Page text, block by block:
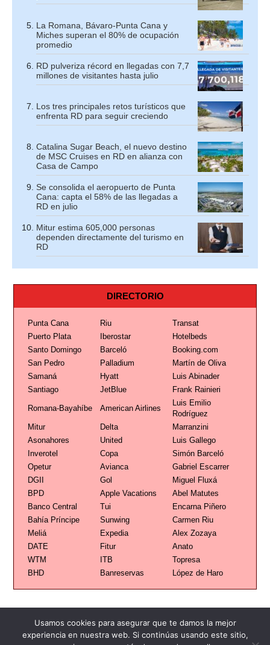
La Romana, Bávaro-Punta Cana y
Miches superan el 80% de ocupación
promedio
RD pulveriza récord en llegadas con 7,7
millones de visitantes hasta julio
Los tres principales retos turísticos que
enfrenta RD para seguir creciendo
Catalina Sugar Beach, el nuevo destino
de MSC Cruises en RD en alianza con
Casa de Campo
Se consolida el aeropuerto de Punta
Cana: capta el 58% de las llegadas a
RD en julio
Mitur estima 605,000 personas
dependen directamente del turismo en
RD
DIRECTORIO
Punta Cana Riu
Transat
Puerto Plata
Iberostar
Hotelbeds
Santo Domingo
Barceló
Booking.com
San Pedro
Palladium
Martín de Oliva
Samaná
Hyatt
Luis Abinader
Santiago
JetBlue Frank Rainieri
Romana-Bayahíbe American Airlines
Luis Emilio
Rodríguez
Mitur
Delta
Marranzini
Asonahores
United
Luis Gallego
Inverotel
Copa
Simón Barceló
Opetur
Avianca
Gabriel Escarrer
DGII
Gol
Miguel Fluxá
BPD
Apple Vacations
Abel Matutes
Banco Central
Tui
Encarna Piñero
Bahía Príncipe
Sunwing
Carmen Riu
Meliá
Expedia
Alex Zozaya
DATE
Fitur
Anato
WTM
ITB
Topresa
BHD
Banreservas López de Haro
Usamos cookies para asegurar que te damos la mejor
experiencia en nuestra web. Si continúas usando este sitio,